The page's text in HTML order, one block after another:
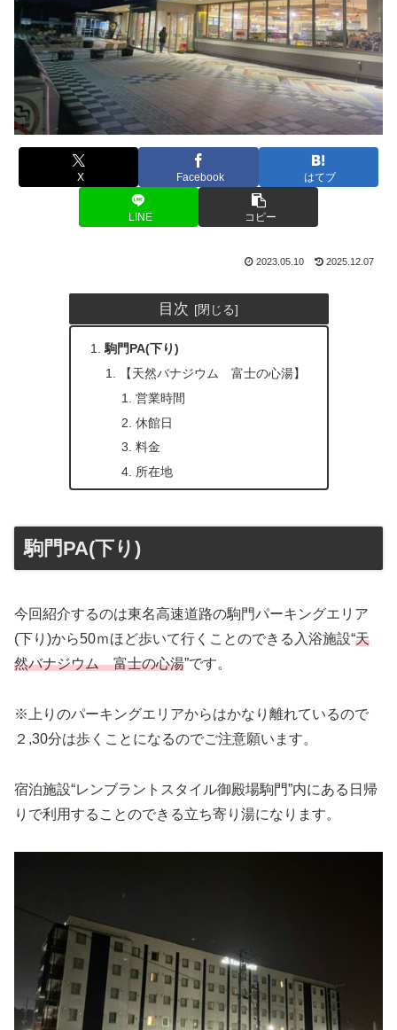
X Facebook はてブ
LINE コピー
2023.05.10 2025.12.07
目次
駒門PA(下り)
【天然バナジウム 富士の心湯】
営業時間
休館日
料金
所在地
駒門PA(下り)
今回紹介するのは東名高速道路の駒門パーキングエリア
(下り)から50ｍほど歩いて行くことのできる入浴施設“天
然バナジウム 富士の心湯”です。
※上りのパーキングエリアからはかなり離れているので
２,30分は歩くことになるのでご注意願います。
宿泊施設“レンブラントスタイル御殿場駒門”内にある日帰
りで利用することのできる立ち寄り湯になります。